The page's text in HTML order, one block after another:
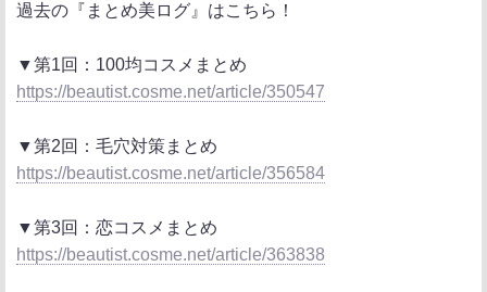
過去の『まとめ美ログ』はこちら！
▼第1回：100均コスメまとめ
https://beautist.cosme.net/article/350547
▼第2回：毛穴対策まとめ
https://beautist.cosme.net/article/356584
▼第3回：恋コスメまとめ
https://beautist.cosme.net/article/363838